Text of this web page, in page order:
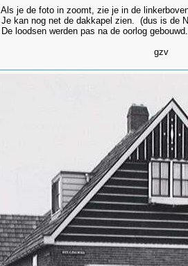
Als je de foto in zoomt, zie je in de
Je kan nog net de dakkapel zien. (dus is de
De loodsen werden pas na de oorlog gebouwd.
gzv